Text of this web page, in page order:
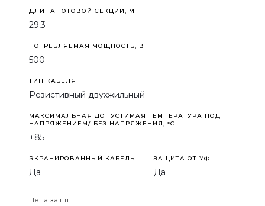
ДЛИНА ГОТОВОЙ СЕКЦИИ, М
29,3
ПОТРЕБЛЯЕМАЯ МОЩНОСТЬ, ВТ
500
ТИП КАБЕЛЯ
Резистивный двухжильный
МАКСИМАЛЬНАЯ ДОПУСТИМАЯ ТЕМПЕРАТУРА ПОД
НАПРЯЖЕНИЕМ/ БЕЗ НАПРЯЖЕНИЯ, °C
+85
ЭКРАНИРОВАННЫЙ КАБЕЛЬ
Да
ЗАЩИТА ОТ УФ
Да
Цена за шт